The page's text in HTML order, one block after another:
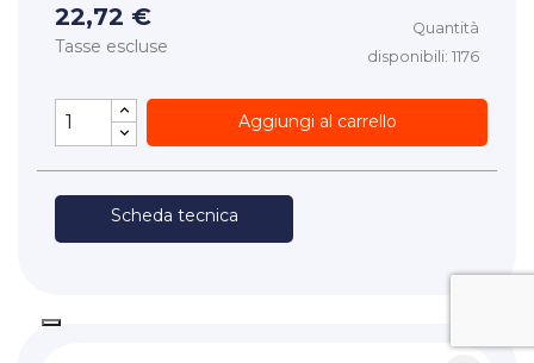
22,72 €
Tasse escluse
Quantità
disponibili: 1176
Aggiungi al carrello
Scheda tecnica